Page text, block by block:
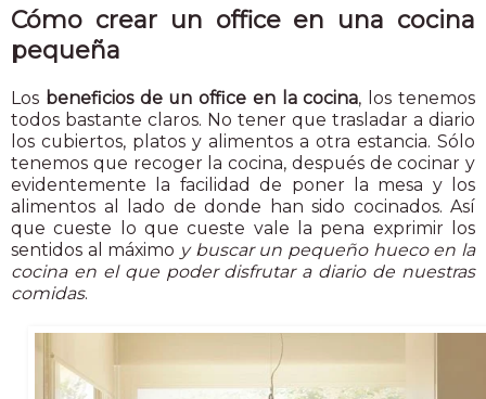
Cómo crear un office en una cocina
pequeña
Los beneficios de un office en la cocina, los tenemos
todos bastante claros. No tener que trasladar a diario
los cubiertos, platos y alimentos a otra estancia. Sólo
tenemos que recoger la cocina, después de cocinar y
evidentemente la facilidad de poner la mesa y los
alimentos al lado de donde han sido cocinados. Así
que cueste lo que cueste vale la pena exprimir los
sentidos al máximo y buscar un pequeño hueco en la
cocina en el que poder disfrutar a diario de nuestras
comidas.